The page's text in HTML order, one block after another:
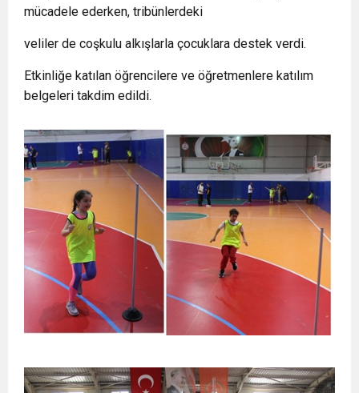
mücadele ederken, tribünlerdeki
veliler de coşkulu alkışlarla çocuklara destek verdi.
Etkinliğe katılan öğrencilere ve öğretmenlere katılım
belgeleri takdim edildi.